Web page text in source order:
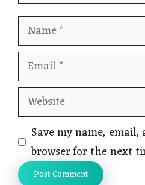
Name
Email
Website
Save my name,
browser for the next